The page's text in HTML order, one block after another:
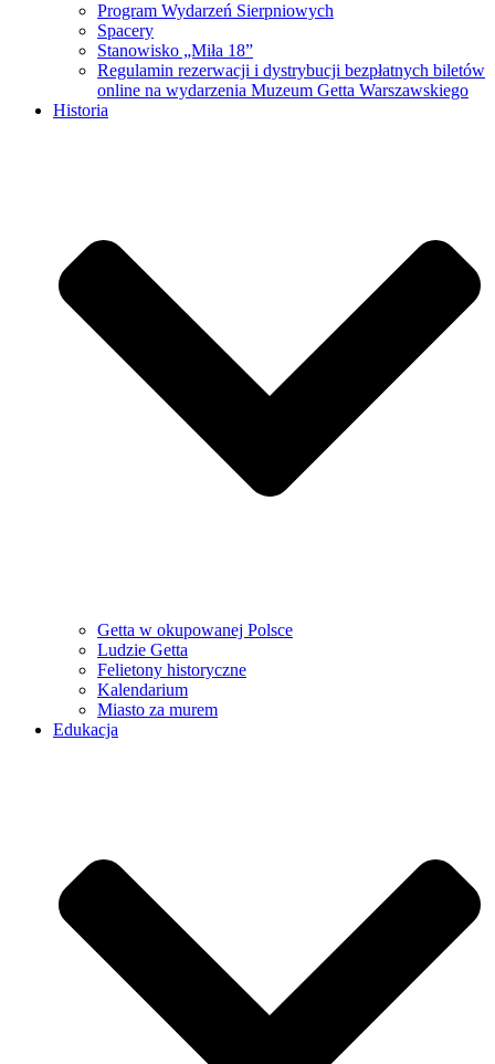
Program Wydarzeń Sierpniowych
Spacery
Stanowisko „Miła 18”
Regulamin rezerwacji i dystrybucji bezpłatnych biletów
online na wydarzenia Muzeum Getta Warszawskiego
Historia
Getta w okupowanej Polsce
Ludzie Getta
Felietony historyczne
Kalendarium
Miasto za murem
Edukacja